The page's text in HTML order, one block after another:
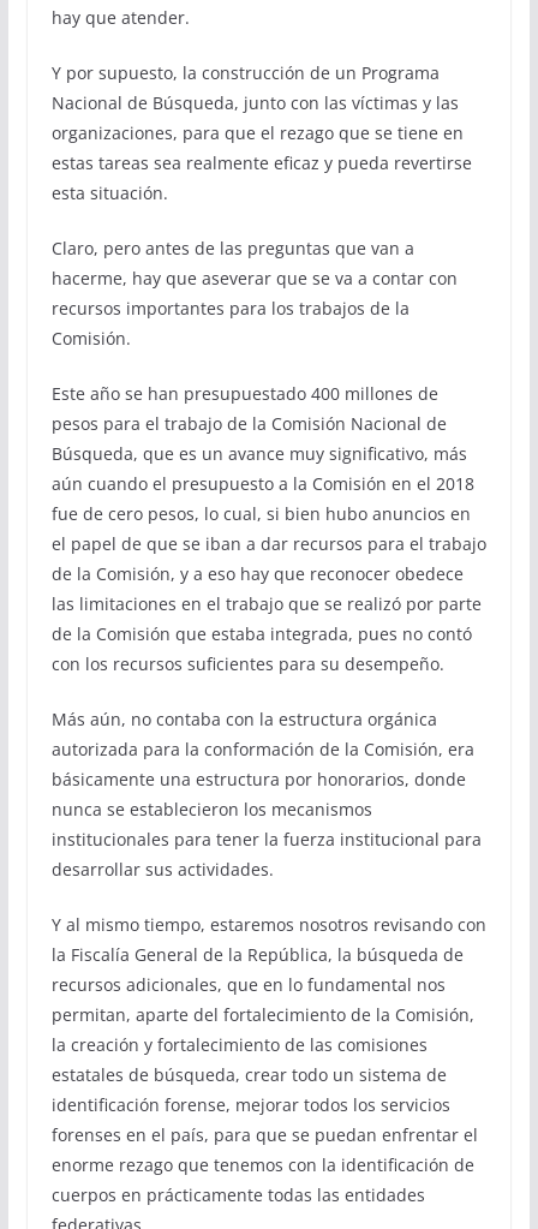
hay que atender.
Y por supuesto, la construcción de un Programa
Nacional de Búsqueda, junto con las víctimas y las
organizaciones, para que el rezago que se tiene en
estas tareas sea realmente eficaz y pueda revertirse
esta situación.
Claro, pero antes de las preguntas que van a
hacerme, hay que aseverar que se va a contar con
recursos importantes para los trabajos de la
Comisión.
Este año se han presupuestado 400 millones de
pesos para el trabajo de la Comisión Nacional de
Búsqueda, que es un avance muy significativo, más
aún cuando el presupuesto a la Comisión en el 2018
fue de cero pesos, lo cual, si bien hubo anuncios en
el papel de que se iban a dar recursos para el trabajo
de la Comisión, y a eso hay que reconocer obedece
las limitaciones en el trabajo que se realizó por parte
de la Comisión que estaba integrada, pues no contó
con los recursos suficientes para su desempeño.
Más aún, no contaba con la estructura orgánica
autorizada para la conformación de la Comisión, era
básicamente una estructura por honorarios, donde
nunca se establecieron los mecanismos
institucionales para tener la fuerza institucional para
desarrollar sus actividades.
Y al mismo tiempo, estaremos nosotros revisando con
la Fiscalía General de la República, la búsqueda de
recursos adicionales, que en lo fundamental nos
permitan, aparte del fortalecimiento de la Comisión,
la creación y fortalecimiento de las comisiones
estatales de búsqueda, crear todo un sistema de
identificación forense, mejorar todos los servicios
forenses en el país, para que se puedan enfrentar el
enorme rezago que tenemos con la identificación de
cuerpos en prácticamente todas las entidades